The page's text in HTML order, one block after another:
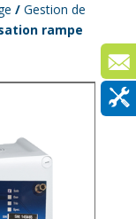
/ Gestion de
rampe